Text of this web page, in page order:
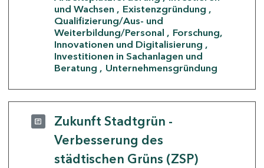
und Wachsen
Existenzgründung
Qualifizierung/Aus- und
Weiterbildung/Personal
Forschung,
Innovationen und Digitalisierung
Investitionen in Sachanlagen und
Beratung
Unternehmensgründung
Zukunft Stadtgrün -
Verbesserung des
städtischen Grüns (ZSP)